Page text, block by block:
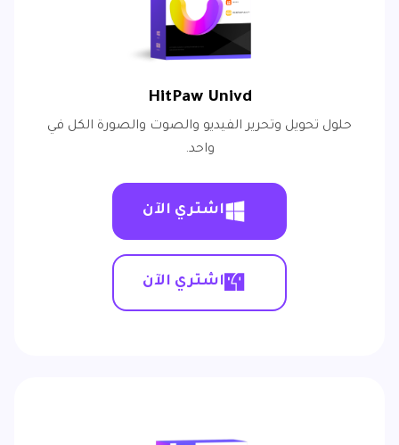
HitPaw Univd
حلول تحويل وتحرير الفيديو والصوت والصورة الكل في
واحد.
اشتري الآن
اشتري الآن